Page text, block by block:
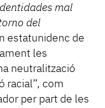
mal
del
estatunidenc de
les
neutralització
racial”, com
per part de les